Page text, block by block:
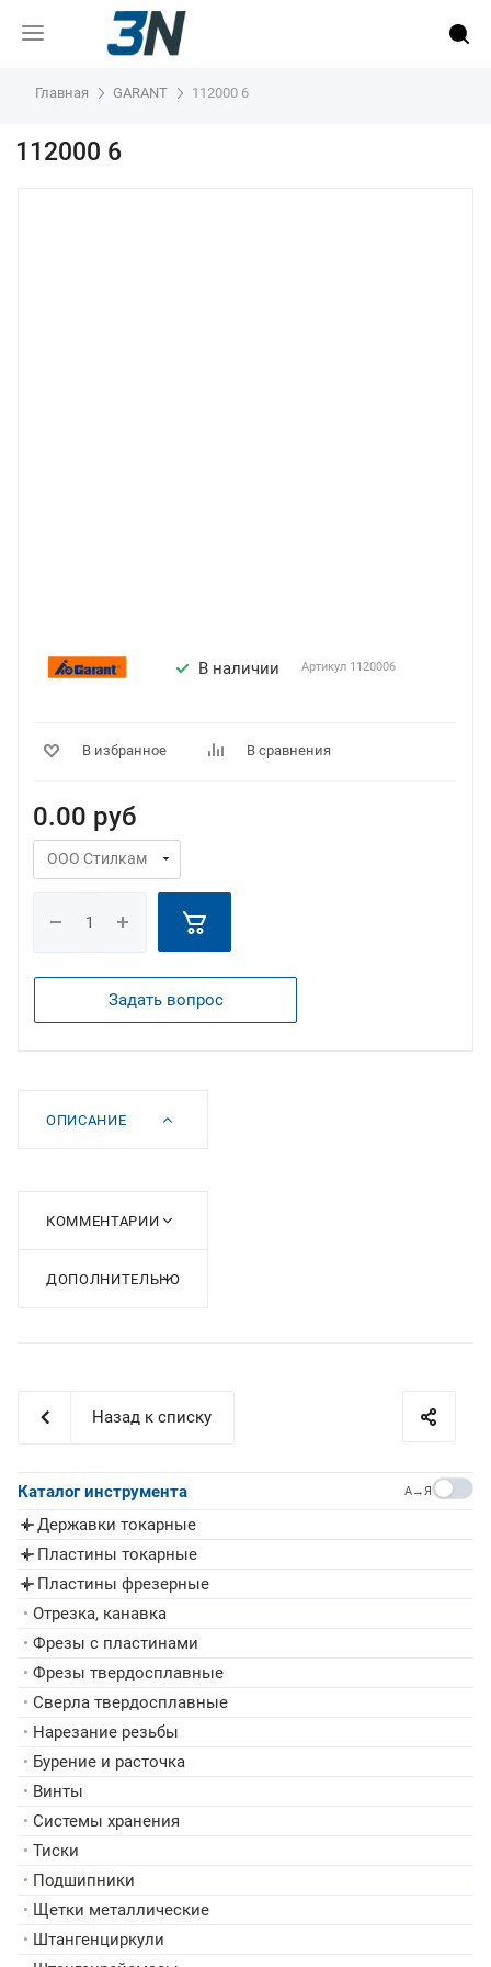
Главная GARANT 112000 6
112000 6
В наличии Артикул 1120006
В избранное В сравнения
0.00 руб
Задать вопрос
ОПИСАНИЕ
КОММЕНТАРИИ
ДОПОЛНИТЕЛЬНО
Назад к списку
Каталог инструмента A→Я
▸ Державки токарные
▸ Пластины токарные
▸ Пластины фрезерные
• Отрезка, канавка
• Фрезы с пластинами
• Фрезы твердосплавные
• Сверла твердосплавные
• Нарезание резьбы
• Бурение и расточка
• Винты
• Системы хранения
• Тиски
• Подшипники
• Щетки металлические
• Штангенциркули